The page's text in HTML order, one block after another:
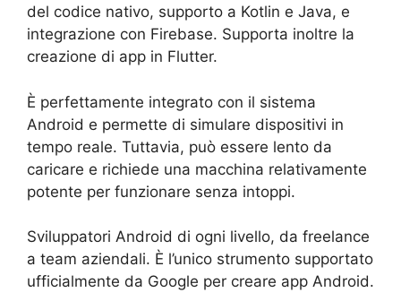
del codice nativo, supporto a Kotlin e Java, e
integrazione con Firebase. Supporta inoltre la
creazione di app in Flutter.
È perfettamente integrato con il sistema
Android e permette di simulare dispositivi in
tempo reale. Tuttavia, può essere lento da
caricare e richiede una macchina relativamente
potente per funzionare senza intoppi.
Sviluppatori Android di ogni livello, da freelance
a team aziendali. È l’unico strumento supportato
ufficialmente da Google per creare app Android.